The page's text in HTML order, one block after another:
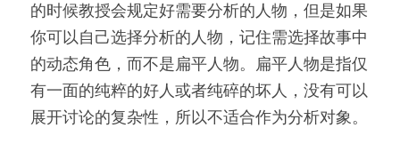
的时候教授会规定好需要分析的人物，但是如果
你可以自己选择分析的人物，记住需选择故事中
的动态角色，而不是扁平人物。扁平人物是指仅
有一面的纯粹的好人或者纯碎的坏人，没有可以
展开讨论的复杂性，所以不适合作为分析对象。